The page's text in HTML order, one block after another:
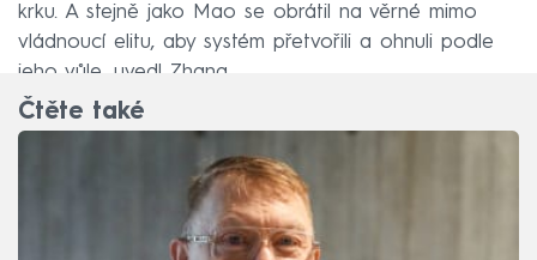
krku. A stejně jako Mao se obrátil na věrné mimo
vládnoucí elitu, aby systém přetvořili a ohnuli podle
jeho vůle, uvedl Zhang.
Čtěte také